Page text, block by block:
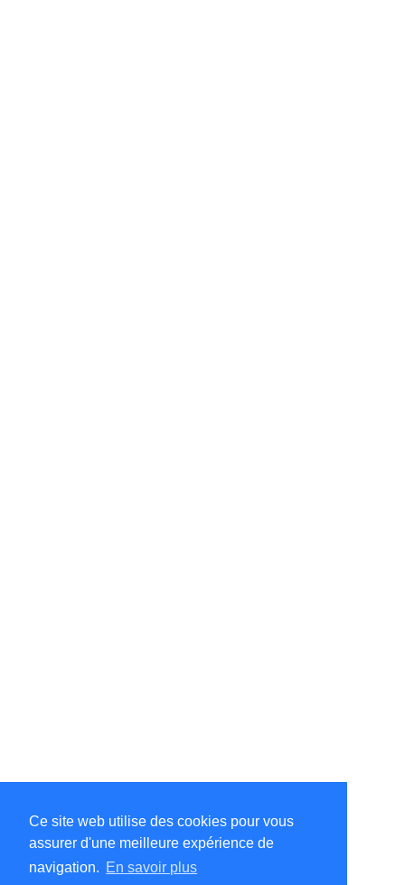
Ce site web utilise des cookies pour vous
assurer d'une meilleure expérience de
navigation. En savoir plus
©Amélie Pepin. Tous droits réservés.
Site Internet par Matthieu Pepin